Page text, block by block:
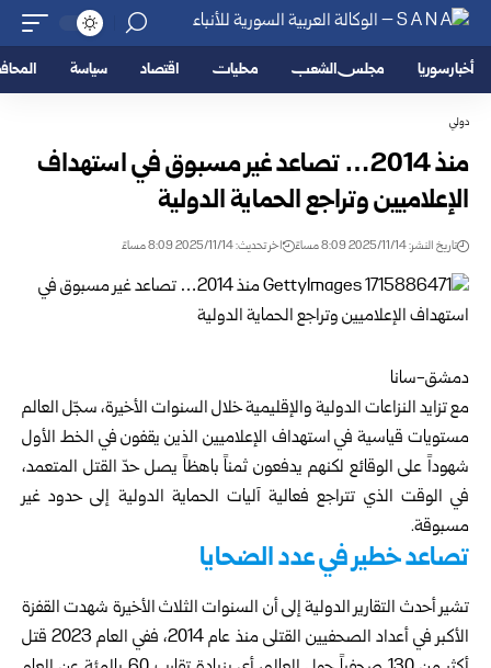
أخبار سوريا مجلس الشعب محليات اقتصاد سياسة
دولي
منذ 2014… تصاعد غير مسبوق في استهداف
الإعلاميين وتراجع الحماية الدولية
تاريخ النشر: 2025/11/14 8:09 مساءً اخر تحديث: 2025/11/14 8:09 مساءً
دمشق-سانا
مع تزايد النزاعات الدولية والإقليمية خلال السنوات الأخيرة، سجّل العالم
مستويات قياسية في استهداف الإعلاميين الذين يقفون في الخط الأول
شهوداً على الوقائع لكنهم يدفعون ثمناً باهظاً يصل حدّ القتل المتعمد،
في الوقت الذي تتراجع فعالية آليات الحماية الدولية إلى حدود غير
مسبوقة.
تصاعد خطير في عدد الضحايا
تشير أحدث التقارير الدولية إلى أن السنوات الثلاث الأخيرة شهدت القفزة
الأكبر في أعداد الصحفيين
القتلى منذ عام 2014، ففي العام 2023 قتل